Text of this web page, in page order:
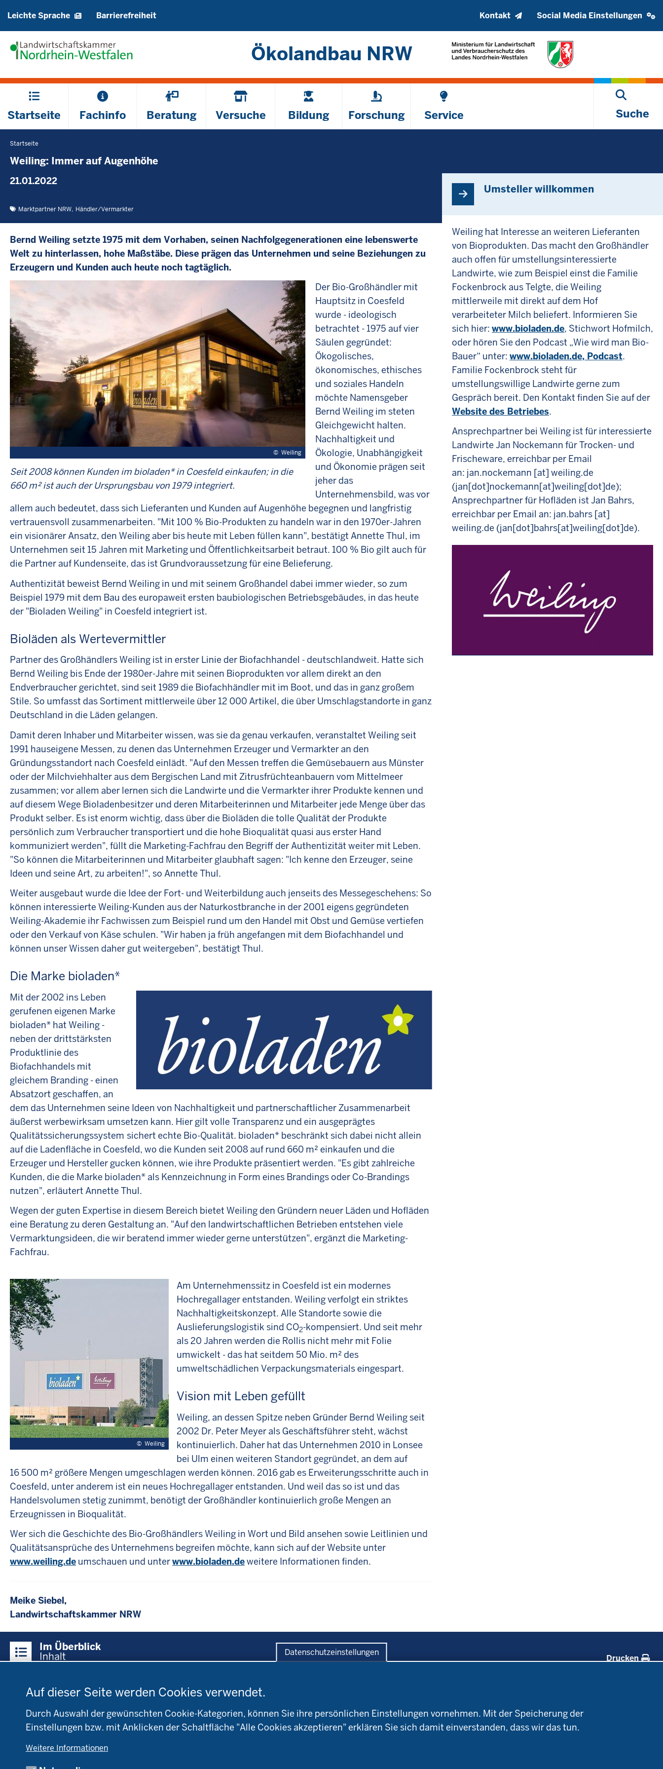
Datenschutzeinstellungen
Auf dieser Seite werden Cookies verwendet.
Durch Auswahl der gewünschten Cookie-Kategorien, können Sie ihre persönlichen Einstellungen vornehmen. Mit der Speicherung der
Einstellungen bzw. mit Anklicken der Schaltfläche "Alle Cookies akzeptieren" erklären Sie sich damit einverstanden, dass wir das tun.
Weitere Informationen
Sprachen
Leichte Sprache Barrierefreiheit
oberes
Menü
Kontakt
media
settings
block
Social Media Einstellungen
Ökolandbau NRW
Hauptmenü
Startseite Fachinfo Beratung Versuche Bildung Forschung Service Suche
Sie
befinden
hier
Startseite
Weiling: Immer auf Augenhöhe
21.01.2022
Marktpartner NRW Händler/Vermarkter
Bernd Weiling setzte 1975 mit dem Vorhaben, seinen Nachfolgegenerationen eine lebenswerte
Welt zu hinterlassen, hohe Maßstäbe. Diese prägen das Unternehmen und seine Beziehungen zu
Erzeugern und Kunden auch heute noch tagtäglich.
© Weiling
Seit 2008 können Kunden im bioladen* in Coesfeld einkaufen; in die
660 m² ist auch der Ursprungsbau von 1979 integriert.
Der Bio-Großhändler mit
Hauptsitz in Coesfeld
wurde - ideologisch
betrachtet - 1975 auf vier
Säulen gegründet:
Ökogolisches,
ökonomisches, ethisches
und soziales Handeln
möchte Namensgeber
Bernd Weiling im steten
Gleichgewicht halten.
Nachhaltigkeit und
Ökologie, Unabhängigkeit
und Ökonomie prägen seit
jeher das
Unternehmensbild, was vor
allem auch bedeutet, dass sich Lieferanten und Kunden auf Augenhöhe begegnen und langfristig
vertrauensvoll zusammenarbeiten. "Mit 100 % Bio-Produkten zu handeln war in den 1970er-Jahren
ein visionärer Ansatz, den Weiling aber bis heute mit Leben füllen kann", bestätigt Annette Thul, im
Unternehmen seit 15 Jahren mit Marketing und Öffentlichkeitsarbeit betraut. 100 % Bio gilt auch für
die Partner auf Kundenseite, das ist Grundvoraussetzung für eine Belieferung.
Authentizität beweist Bernd Weiling in und mit seinem Großhandel dabei immer wieder, so zum
Beispiel 1979 mit dem Bau des europaweit ersten baubiologischen Betriebsgebäudes, in das heute
der "Bioladen Weiling" in Coesfeld integriert ist.
Bioläden als Wertevermittler
Partner des Großhändlers Weiling ist in erster Linie der Biofachhandel - deutschlandweit. Hatte sich
Bernd Weiling bis Ende der 1980er-Jahre mit seinen Bioprodukten vor allem direkt an den
Endverbraucher gerichtet, sind seit 1989 die Biofachhändler mit im Boot, und das in ganz großem
Stile. So umfasst das Sortiment mittlerweile über 12 000 Artikel, die über Umschlagstandorte in ganz
Deutschland in die Läden gelangen.
Damit deren Inhaber und Mitarbeiter wissen, was sie da genau verkaufen, veranstaltet Weiling seit
1991 hauseigene Messen, zu denen das Unternehmen Erzeuger und Vermarkter an den
Gründungsstandort nach Coesfeld einlädt. "Auf den Messen treffen die Gemüsebauern aus Münster
oder der Milchviehhalter aus dem Bergischen Land mit Zitrusfrüchteanbauern vom Mittelmeer
zusammen; vor allem aber lernen sich die Landwirte und die Vermarkter ihrer Produkte kennen und
auf diesem Wege Bioladenbesitzer und deren Mitarbeiterinnen und Mitarbeiter jede Menge über das
Produkt selber. Es ist enorm wichtig, dass über die Bioläden die tolle Qualität der Produkte
persönlich zum Verbraucher transportiert und die hohe Bioqualität quasi aus erster Hand
kommuniziert werden", füllt die Marketing-Fachfrau den Begriff der Authentizität weiter mit Leben.
"So können die Mitarbeiterinnen und Mitarbeiter glaubhaft sagen: "Ich kenne den Erzeuger, seine
Ideen und seine Art, zu arbeiten!", so Annette Thul.
Weiter ausgebaut wurde die Idee der Fort- und Weiterbildung auch jenseits des Messegeschehens: So
können interessierte Weiling-Kunden aus der Naturkost­branche in der 2001 eigens gegründeten
Weiling-Akademie ihr Fachwissen zum Beispiel rund um den Handel mit Obst und Gemüse vertiefen
oder den Verkauf von Käse schulen. "Wir haben ja früh angefangen mit dem Biofachhandel und
können unser Wissen daher gut weitergeben", bestätigt Thul.
Die Marke bioladen*
Mit der 2002 ins Leben
gerufenen eigenen Marke
bioladen* hat Weiling -
neben der drittstärksten
Produktlinie des
Biofachhandels mit
gleichem Branding - einen
Absatzort geschaffen, an
dem das Unternehmen seine Ideen von Nachhaltigkeit und partnerschaftlicher Zusammenarbeit
äußerst werbewirksam umsetzen kann. Hier gilt volle Transparenz und ein ausgeprägtes
Qualitätssicherungssystem sichert echte Bio-Qualität. bioladen* beschränkt sich dabei nicht allein
auf die Ladenfläche in Coesfeld, wo die Kunden seit 2008 auf rund 660 m² einkaufen und die
Erzeuger und Hersteller gucken können, wie ihre Produkte präsentiert werden. "Es gibt zahlreiche
Kunden, die die Marke bioladen* als Kennzeichnung in Form eines Brandings oder Co-Brandings
nutzen", erläutert Annette Thul.
Wegen der guten Expertise in diesem Bereich bietet Weiling den Gründern neuer Läden und Hofläden
eine Beratung zu deren Gestaltung an. "Auf den landwirtschaftlichen Betrieben entstehen viele
Vermarktungsideen, die wir beratend immer wieder gerne unterstützen", ergänzt die Marketing-
Fachfrau.
© Weiling
Am Unternehmenssitz in Coesfeld ist ein modernes
Hochregallager entstanden. Weiling verfolgt ein striktes
Nachhaltigkeitskonzept. Alle Standorte sowie die
Auslieferungslogistik sind CO2-kompensiert. Und seit mehr
als 20 Jahren werden die Rollis nicht mehr mit Folie
umwickelt - das hat seitdem 50 Mio. m² des
umweltschädlichen Verpackungsmaterials eingespart.
Vision mit Leben gefüllt
Weiling, an dessen Spitze neben Gründer Bernd Weiling seit
2002 Dr. Peter Meyer als Geschäftsführer steht, wächst
kontinuierlich. Daher hat das Unternehmen 2010 in Lonsee
bei Ulm einen weiteren Standort gegründet, an dem auf
16 500 m² größere Mengen umgeschlagen werden können. 2016 gab es Erweiterungsschritte auch in
Coesfeld, unter anderem ist ein neues Hochregallager entstanden. Und weil das so ist und das
Handelsvolumen stetig zunimmt, benötigt der Großhändler kontinuierlich große Mengen an
Erzeugnissen in Bioqualität.
Wer sich die Geschichte des Bio-Großhändlers Weiling in Wort und Bild ansehen sowie Leitlinien und
Qualitätsansprüche des Unternehmens begreifen möchte, kann sich auf der Website unter
www.weiling.de umschauen und unterwww.bioladen.deweitere Informationen finden.
Meike Siebel,
Landwirtschaftskammer NRW
Umsteller willkommen
Weiling hat Interesse an weiteren Lieferanten
von Bioprodukten. Das macht den Großhändler
auch offen für umstellungsinteressierte
Landwirte, wie zum Beispiel einst die Familie
Fockenbrock aus Telgte, die Weiling
mittlerweile mit direkt auf dem Hof
verarbeiteter Milch beliefert. Informieren Sie
sich hier: www.bioladen.de, Stichwort Hofmilch,
oder hören Sie den Podcast „Wie wird man Bio-
Bauer“ unter: www.bioladen.de, Podcast.
Familie Fockenbrock steht für
umstellungswillige Landwirte gerne zum
Gespräch bereit. Den Kontakt finden Sie auf der
Website des Betriebes.
Ansprechpartner bei Weiling ist für interessierte
Landwirte Jan Nockemann für Trocken- und
Frischeware, erreichbar per Email
an: jan.nockemann [at] weiling.de
(jan[dot]nockemann[at]weiling[dot]de);
Ansprechpartner für Hofläden ist Jan Bahrs,
erreichbar per Email an: jan.bahrs [at]
weiling.de (jan[dot]bahrs[at]weiling[dot]de).
Inhalte
Im Überblick
Inhalt Drucken
Fußzeile
Startseite Fachinfo
NRW
Pflanzenbau
Beratung
NRW
Biokreis
Ökologischer Landbau
Versuchsbetriebe
Arbeitsschwerpunkte
Material & Kontakt
Forschungsergebnisse
Termine
Newsletter